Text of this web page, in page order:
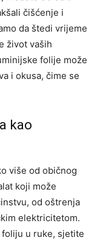
čišćenje i
da štedi vrijeme
život vaših
folije može
i okusa, čime se
kao
više od običnog
koji može
od oštrenja
elektricitetom.
u ruke, sjetite